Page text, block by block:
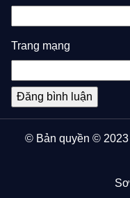
Trang mạng
© Bản quyền © 2023